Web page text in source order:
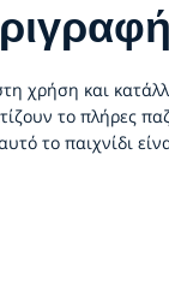
χρήση και
το πλήρες
το παιχνίδι